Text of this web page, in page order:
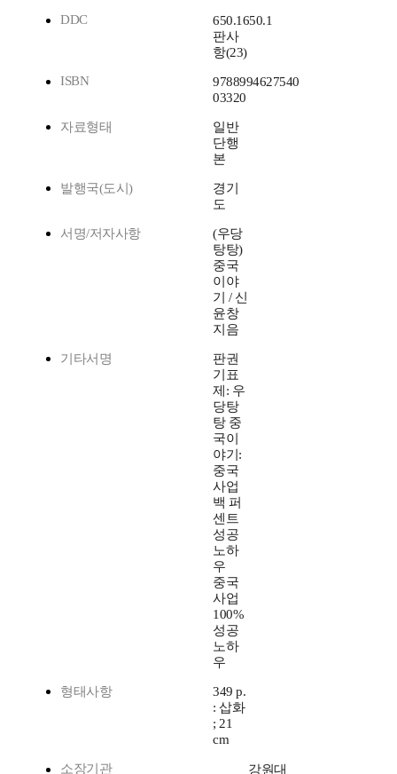
DDC
650.1650.1
판사
항(23)
ISBN
9788994627540
03320
자료형태
일반
단행
본
발행국(도시)
경기
도
서명/저자사항
(우당
탕탕)
중국
이야
기 / 신
윤창
지음
기타서명
판권
기표
제: 우
당탕
탕 중
국이
야기:
중국
사업
백 퍼
센트
성공
노하
우
중국
사업
100%
성공
노하
우
형태사항
349 p.
: 삽화
; 21
cm
소장기관
강원대